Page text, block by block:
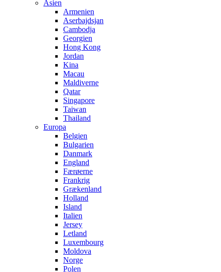
Asien
Armenien
Aserbajdsjan
Cambodja
Georgien
Hong Kong
Jordan
Kina
Macau
Maldiverne
Qatar
Singapore
Taiwan
Thailand
Europa
Belgien
Bulgarien
Danmark
England
Færøerne
Frankrig
Grækenland
Holland
Island
Italien
Jersey
Letland
Luxembourg
Moldova
Norge
Polen